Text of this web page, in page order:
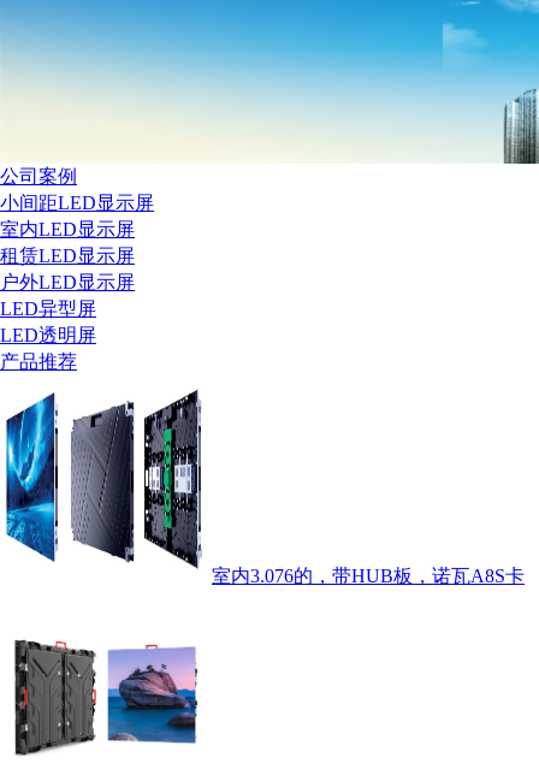
公司案例
小间距LED显示屏
室内LED显示屏
租赁LED显示屏
户外LED显示屏
LED异型屏
LED透明屏
产品推荐
室内3.076的，带HUB板，诺瓦A8S卡